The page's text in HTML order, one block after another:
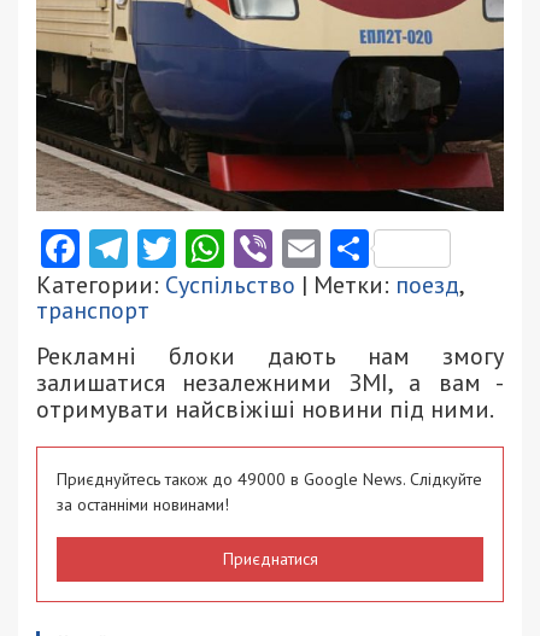
Facebook
Telegram
Twitter
WhatsApp
ViberEmail
Категории: Суспільство | Метки: поезд,
транспорт
Рекламні блоки дають нам змогу
залишатися незалежними ЗМІ, а вам -
отримувати найсвіжіші новини під ними.
Приєднуйтесь також до 49000 в Google News. Слідкуйте
за останніми новинами!
Приєднатися